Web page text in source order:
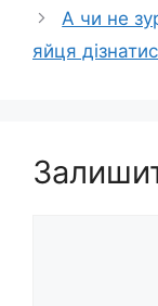
А чи не
яйця